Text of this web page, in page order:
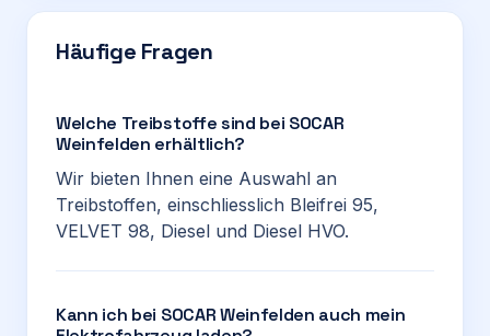
Häufige Fragen
Welche Treibstoffe sind bei SOCAR
Weinfelden erhältlich?
Wir bieten Ihnen eine Auswahl an
Treibstoffen, einschliesslich Bleifrei 95,
VELVET 98, Diesel und Diesel HVO.
Kann ich bei SOCAR Weinfelden auch mein